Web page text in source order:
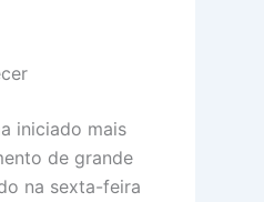
iniciado mais
de grande
na sexta-feira